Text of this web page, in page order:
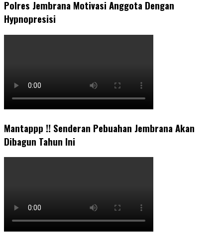
Polres Jembrana Motivasi Anggota Dengan
Hypnopresisi
Mantappp !! Senderan Pebuahan Jembrana Akan
Dibagun Tahun Ini